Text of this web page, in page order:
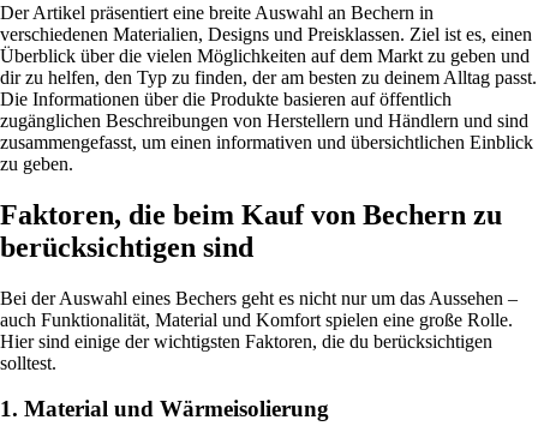
Der Artikel präsentiert eine breite Auswahl an Bechern in
verschiedenen Materialien, Designs und Preisklassen. Ziel ist es, einen
Überblick über die vielen Möglichkeiten auf dem Markt zu geben und
dir zu helfen, den Typ zu finden, der am besten zu deinem Alltag passt.
Die Informationen über die Produkte basieren auf öffentlich
zugänglichen Beschreibungen von Herstellern und Händlern und sind
zusammengefasst, um einen informativen und übersichtlichen Einblick
zu geben.
Faktoren, die beim Kauf von Bechern zu
berücksichtigen sind
Bei der Auswahl eines Bechers geht es nicht nur um das Aussehen –
auch Funktionalität, Material und Komfort spielen eine große Rolle.
Hier sind einige der wichtigsten Faktoren, die du berücksichtigen
solltest.
1. Material und Wärmeisolierung